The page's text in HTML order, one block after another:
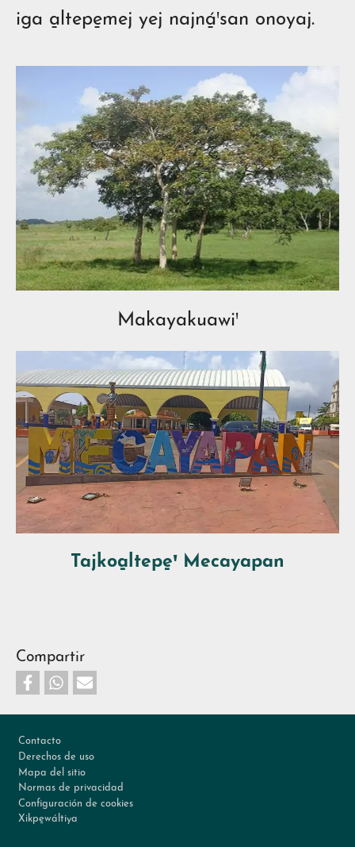
iga a̱ltepe̱mej yej najná̱ꞌsan onoyaj.
Makayakuawiꞌ
Tajkoa̱ltepe̱ꞌ Mecayapan
Compartir
Contacto
Derechos de uso
Mapa del sitio
Normas de privacidad
Configuración de cookies
Xikpe̱wáltiya